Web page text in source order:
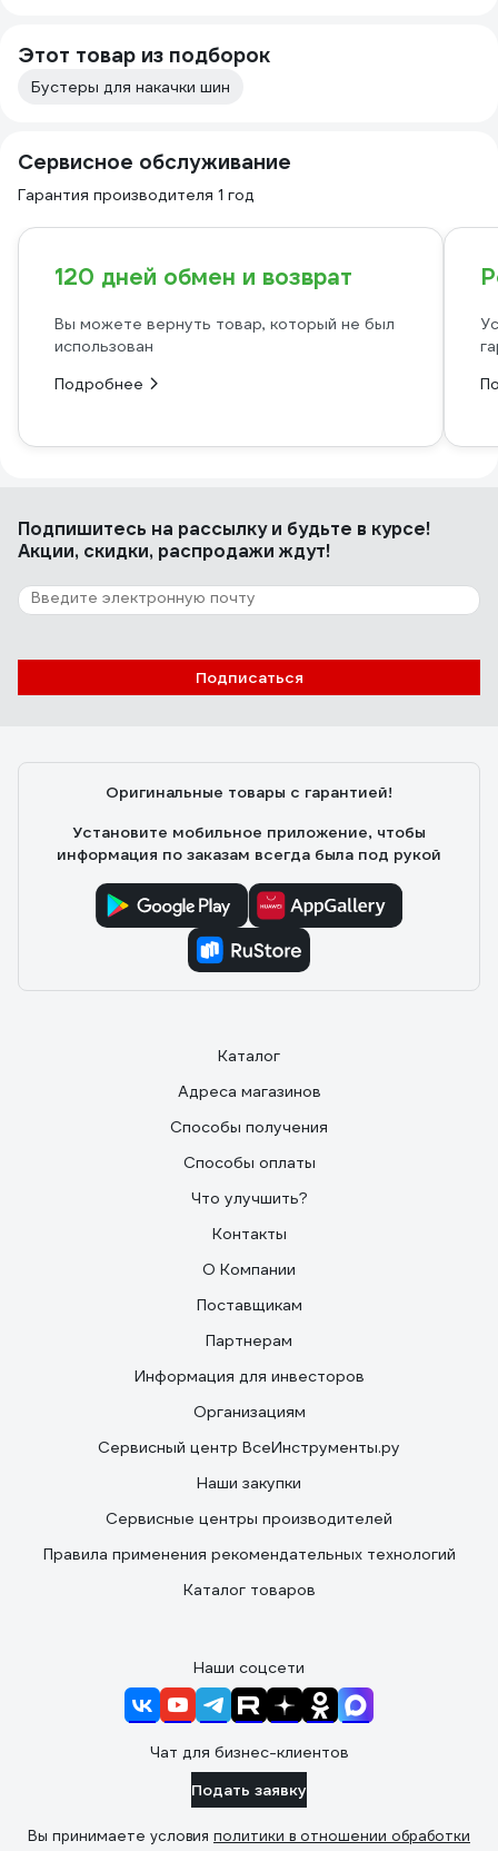
Этот товар из подборок
Бустеры для накачки шин
Сервисное обслуживание
Гарантия производителя 1 год
120 дней обмен и возврат
Вы можете вернуть товар, который не был
использован
Подробнее
Подпишитесь на рассылкуи будьте в курсе!
Акции, скидки, распродажи ждут!
Подписаться
Оригинальные товары с гарантией!
Установите мобильное приложение, чтобы
информация по заказам всегда была под рукой
Каталог
Адреса магазинов
Способы получения
Способы оплаты
Что улучшить?
Контакты
О Компании
Поставщикам
Партнерам
Информация для инвесторов
Организациям
Сервисный центр ВсеИнструменты.ру
Наши закупки
Сервисные центры производителей
Правила применения рекомендательных технологий
Каталог товаров
Наши соцсети
Чат для бизнес-клиентов
Подать заявку
Вы принимаете условия политики в отношении обработки